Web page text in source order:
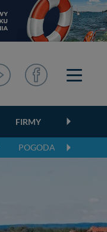
FIRMY
POGODA